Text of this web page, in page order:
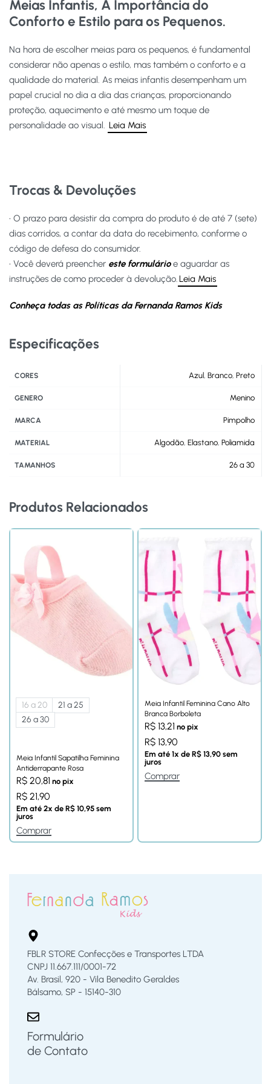
Meias Infantis, A Importância do
Conforto e Estilo para os Pequenos.
Na hora de escolher meias para os pequenos, é fundamental
considerar não apenas o estilo, mas também o conforto e a
qualidade do material. As meias infantis desempenham um
papel crucial no dia a dia das crianças, proporcionando
proteção, aquecimento e até mesmo um toque de
personalidade ao visual. Leia Mais
Trocas & Devoluções
• O prazo para desistir da compra do produto é de até 7 (sete)
dias corridos, a contar da data do recebimento, conforme o
código de defesa do consumidor.
• Você deverá preencher este formulárioe aguardar as
instruções de como proceder à devolução.Leia Mais
Conheça todas as Políticas da Fernanda Ramos Kids
Especificações
CORES Azul, Branco, Preto
GENERO Menino
MARCA Pimpolho
MATERIAL Algodão, Elastano, Poliamida
TAMANHOS 26 a 30
Produtos Relacionados
16 a 20
21 a 25
26 a 30
Meia Infantil Sapatilha Feminina
Antiderrapante Rosa
R$ 20,81 no pix
R$ 21,90
Em até 2x de R$ 10,95 sem
juros
Comprar
Meia Infantil Feminina Cano Alto
Branca Borboleta
R$ 13,21 no pix
R$ 13,90
Em até 1x de R$ 13,90 sem
juros
Comprar
FBLR STORE Confecções e Transportes LTDA
CNPJ 11.667.111/0001-72
Av. Brasil, 920 - Vila Benedito Geraldes
Bálsamo, SP - 15140-310
Formulário
de Contato